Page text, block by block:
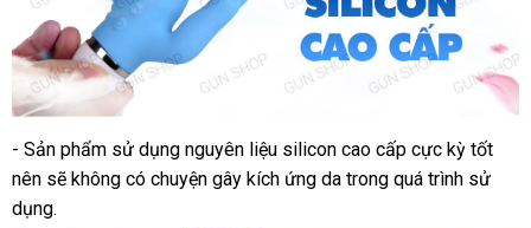
Dương
vật
giả
- Sản phẩm sử dụng nguyên liệu silicon cao cấp cực kỳ tốt
nên khuyến
mãi
sẽ không có chuyện gây kích ứng da trong vận
quá trình sử
dụng.